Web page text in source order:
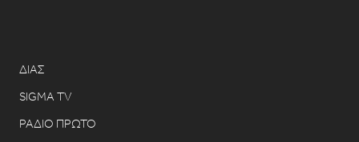
ΔΙΑΣ
SIGMA TV
ΡΑΔΙΟ ΠΡΩΤΟ